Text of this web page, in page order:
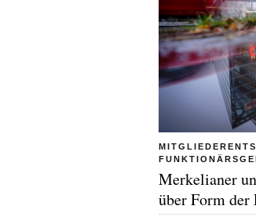
Merkelianer
über Form der